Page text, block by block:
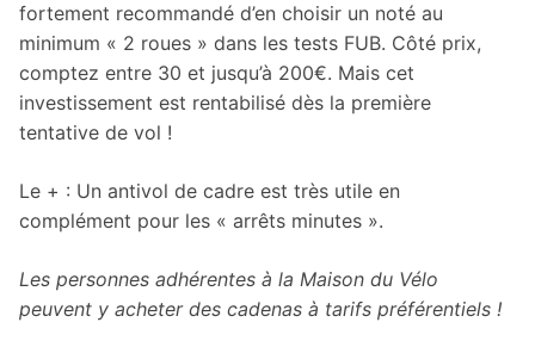
fortement recommandé d’en choisir un noté au
minimum « 2 roues » dans les tests FUB. Côté prix,
comptez entre 30 et jusqu’à 200€. Mais cet
investissement est rentabilisé dès la première
tentative de vol !
Le + : Un antivol de cadre est très utile en
complément pour les « arrêts minutes ».
Les personnes adhérentes à la Maison du Vélo
peuvent y acheter des cadenas à tarifs préférentiels !